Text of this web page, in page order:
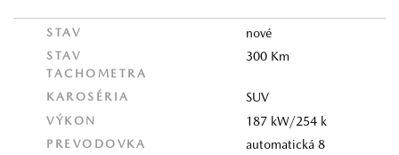
STAV nové
STAV
TACHOMETRA
300 Km
KAROSÉRIA SUV
VÝKON 187 kW/254 k
PREVODOVKA
automatická 8